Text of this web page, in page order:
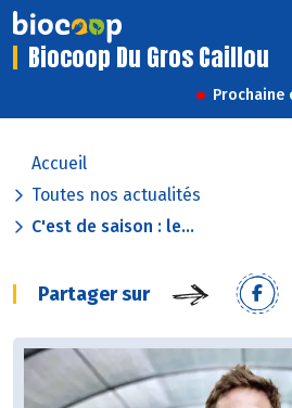
Biocoop Du Gros Caillou
Prochaine
Accueil
Toutes nos actualités
C'est de saison : le...
Partager sur